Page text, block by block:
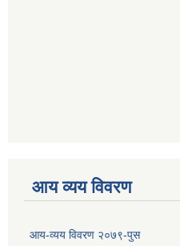
आय व्यय विवरण
आय-व्यय विवरण २०७९-पुस